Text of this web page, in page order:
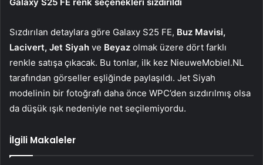
Sızdırılan detaylara göre Galaxy S25 FE, Buz Mavisi,
Lacivert, Jet Siyah ve Beyaz olmak üzere dört farklı
renkle satışa çıkacak. Bu tonlar, ilk kez NieuweMobiel.NL
tarafından görseller eşliğinde paylaşıldı. Jet Siyah
modelinin bir fotoğrafı daha önce WPC’den sızdırılmış olsa
da düşük ışık nedeniyle net seçilemiyordu.
İlgili Makaleler